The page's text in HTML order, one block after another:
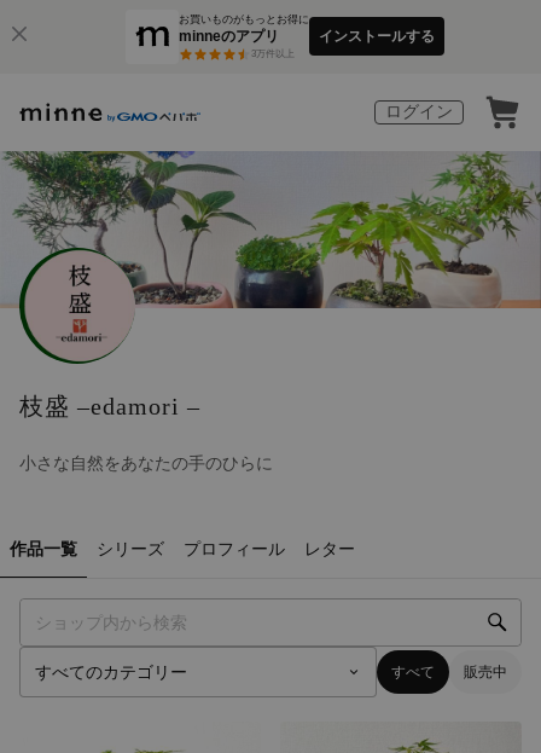
お買いものがもっとお得に
minneのアプリ
3万件以上
インストールする
ログイン
枝盛 –edamori –
小さな自然をあなたの手のひらに
作品一覧 シリーズ プロフィール レター
すべて 販売中